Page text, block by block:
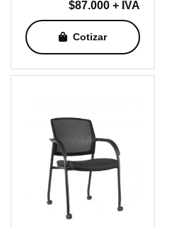
$87.000 + IVA
Cotizar